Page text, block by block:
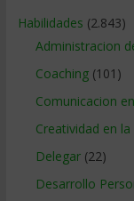
Habilidades (2.843)
Administracion
Coaching(101)
Comunicacion
Creatividad en
Delegar(22)
Desarrollo